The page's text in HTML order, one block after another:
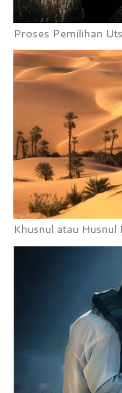
Proses Pemilihan
Khusnul atau Husnul